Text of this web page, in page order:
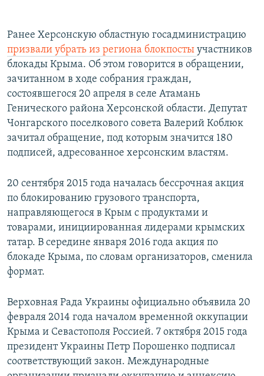
Ранее Херсонскую областную госадминистрацию
призвали убрать из региона блокпосты участников
блокады Крыма. Об этом говорится в обращении,
зачитанном в ходе собрания граждан,
состоявшегося 20 апреля в селе Атамань
Генического района Херсонской области. Депутат
Чонгарского поселкового совета Валерий Коблюк
зачитал обращение, под которым значится 180
подписей, адресованное херсонским властям.
20 сентября 2015 года началась бессрочная акция
по блокированию грузового транспорта,
направляющегося в Крым с продуктами и
товарами, инициированная лидерами крымских
татар. В середине января 2016 года акция по
блокаде Крыма, по словам организаторов, сменила
формат.
Верховная Рада Украины официально объявила 20
февраля 2014 года началом временной оккупации
Крыма и Севастополя Россией. 7 октября 2015 года
президент Украины Петр Порошенко подписал
соответствующий закон. Международные